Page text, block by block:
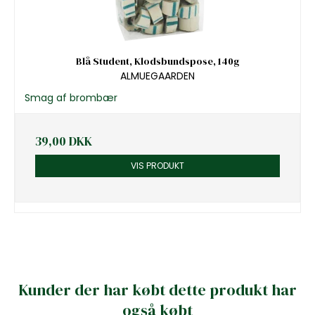
Blå Student, Klodsbundspose, 140g
ALMUEGAARDEN
Smag af brombær
39,00 DKK
VIS PRODUKT
Kunder der har købt dette produkt har
også købt